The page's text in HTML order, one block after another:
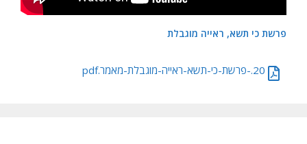
פרשת כי תשא, ראייה מוגבלת
20.-פרשת-כי-תשא-ראייה-מוגבלת-מאמר.pdf